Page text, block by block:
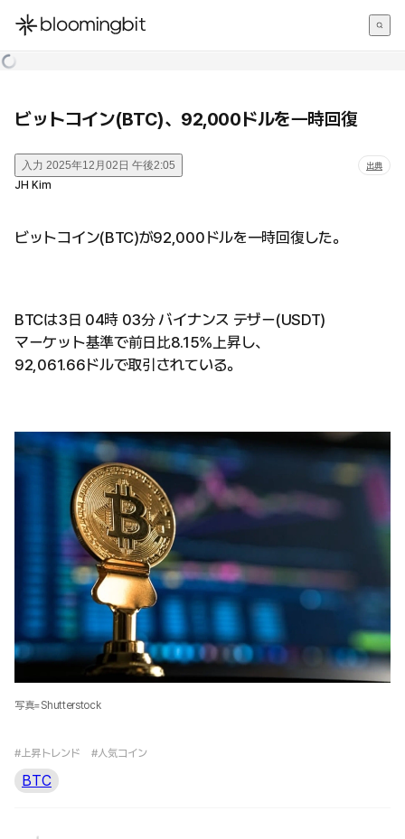
한국어
ビットコイン(BTC)、92,000ドルを一時回復
入力 2025年12月02日 午後2:05 出典
JH Kim
ビットコイン(BTC)が92,000ドルを一時回復した。
BTCは3日 04時 03分 バイナンス テザー(USDT)
マーケット基準で前日比8.15%上昇し、
92,061.66ドルで取引されている。
写真=Shutterstock
#上昇トレンド #人気コイン
BTC